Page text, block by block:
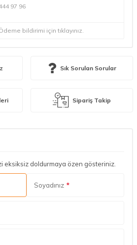
97 96
bildirimi içintıklayınız.
Sık Sorulan Sorular
Sipariş Takip
eksiksiz doldurmaya özen gösteriniz.
Soyadınız *